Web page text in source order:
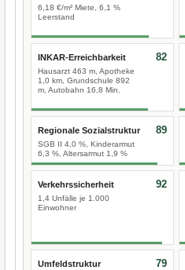
6,18 €/m² Miete, 6,1 %
Leerstand
INKAR-Erreichbarkeit
Hausarzt 463 m, Apotheke
1,0 km, Grundschule 892
m, Autobahn 16,8 Min.
82
Regionale Sozialstruktur
SGB II 4,0 %, Kinderarmut
6,3 %, Altersarmut 1,9 %
89
Verkehrssicherheit
1,4 Unfälle je 1.000
Einwohner
92
Umfeldstruktur 79